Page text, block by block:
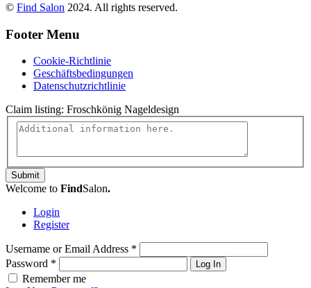
© Find Salon 2024. All rights reserved.
Footer Menu
Cookie-Richtlinie
Geschäftsbedingungen
Datenschutzrichtlinie
Claim listing: Froschkönig Nageldesign
Submit
Welcome to FindSalon.
Login
Register
Username or Email Address *
Password * Log In
Remember me